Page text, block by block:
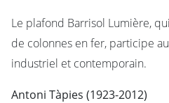
Le plafond Barrisol Lumière,
de colonnes en fer, participe
industriel et contemporain.
Antoni Tàpies (1923-2012)